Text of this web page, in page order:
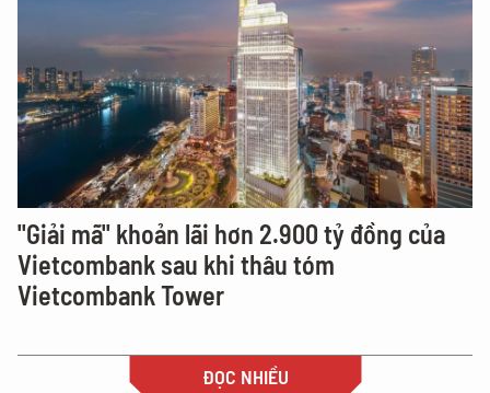
"Giải mã" khoản lãi hơn 2.900 tỷ đồng của
Vietcombank sau khi thâu tóm
Vietcombank Tower
ĐỌC NHIỀU